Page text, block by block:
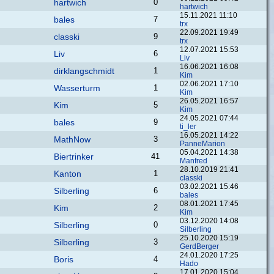
hartwich 0
hartwich
bales 7
15.11.2021 11:10
trx
classki 9
22.09.2021 19:49
trx
Liv 6
12.07.2021 15:53
Liv
dirklangschmidt 1
16.06.2021 16:08
Kim
Wasserturm 1
02.06.2021 17:10
Kim
Kim 5
26.05.2021 16:57
Kim
bales 9
24.05.2021 07:44
ti_ler
MathNow 3
16.05.2021 14:22
PanneMarion
Biertrinker 41
05.04.2021 14:38
Manfred
Kanton 1
28.10.2019 21:41
classki
Silberling 6
03.02.2021 15:46
bales
Kim 2
08.01.2021 17:45
Kim
Silberling 0
03.12.2020 14:08
Silberling
Silberling 3
25.10.2020 15:19
GerdBerger
Boris 4
24.01.2020 17:25
Hado
17.01.2020 15:04